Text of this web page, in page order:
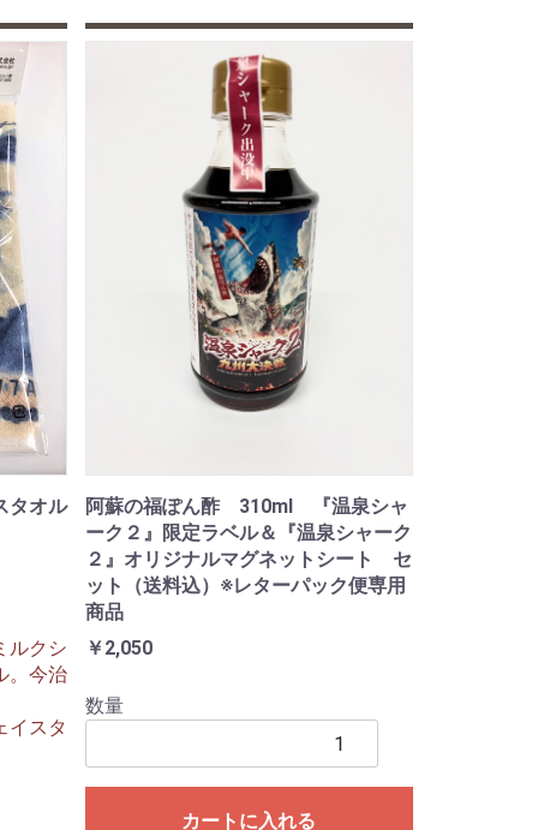
タオル
ルクシ
。今治
イスタ
阿蘇の福ぽん酢 310ml 『温泉シャ
ーク２』限定ラベル＆『温泉シャーク
２』オリジナルマグネットシート セ
ット（送料込）※レターパック便専用
商品
￥2,050
数量
カートに入れる